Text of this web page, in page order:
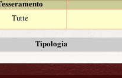
Tutte
Tipologia